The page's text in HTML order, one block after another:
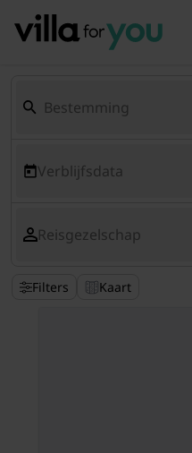
Verblijfsdata
Reisgezelschap
Filters Kaart